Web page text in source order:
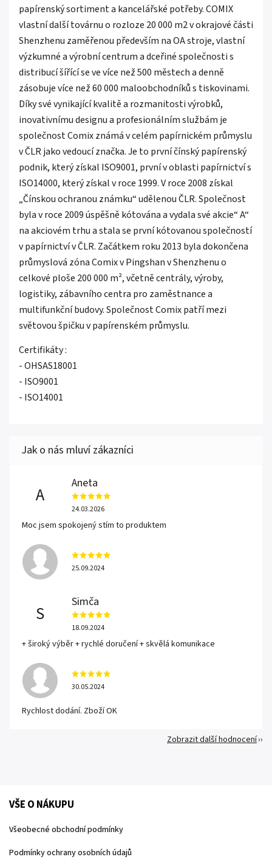
papírenský sortiment a kancelářské potřeby. COMIX
vlastní další továrnu o rozloze 20 000 m2 v okrajové části
Shenzhenu zaměřenou především na OA stroje, vlastní
výzkumné a výrobní centrum a dceřiné společnosti s
distribucí šířící se ve více než 500 městech a denně
zásobuje více než 60 000 maloobchodníků s tiskovinami.
Díky své vynikající kvalitě a rozmanitosti výrobků,
inovativnímu designu a profesionálním službám je
společnost Comix známá v celém papírnickém průmyslu
v ČLR jako vedoucí značka. Je to první čínský papírenský
podnik, který získal ISO9001, první v oblasti papírnictví s
ISO14000, který získal v roce 1999. V roce 2008 získal
„Čínskou ochranou známku“ udělenou ČLR. Společnost
byla v roce 2009 úspěšně kótována a vydala své akcie“ A“
na akciovém trhu a stala se první kótovanou společností
v papírnictví v ČLR. Začátkem roku 2013 byla dokončena
průmyslová zóna Comix v Pingshan v Shenzhenu o
celkové ploše 200 000 m², včetně centrály, výroby,
logistiky, zábavního centra pro zaměstnance a
multifunkční budovy. Společnost Comix patří mezi
světovou špičku v papírenském průmyslu.
Certifikáty :
- OHSAS18001
- ISO9001
- ISO14001
A
Aneta
24.03.2026
Moc jsem spokojený stím to produktem
25.09.2024
S
Simča
18.09.2024
+ široký výběr + rychlé doručení + skvělá komunikace
30.05.2024
Rychlost dodání. Zboží OK
Zobrazit další hodnocení
VŠE O NÁKUPU
Všeobecné obchodní podmínky
Podmínky ochrany osobních údajů